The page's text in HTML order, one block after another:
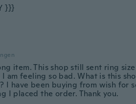
}}}
item. This shop still sent ring
am feeling so bad. What is this
I have been buying from wish for
I placed the order. Thank you.